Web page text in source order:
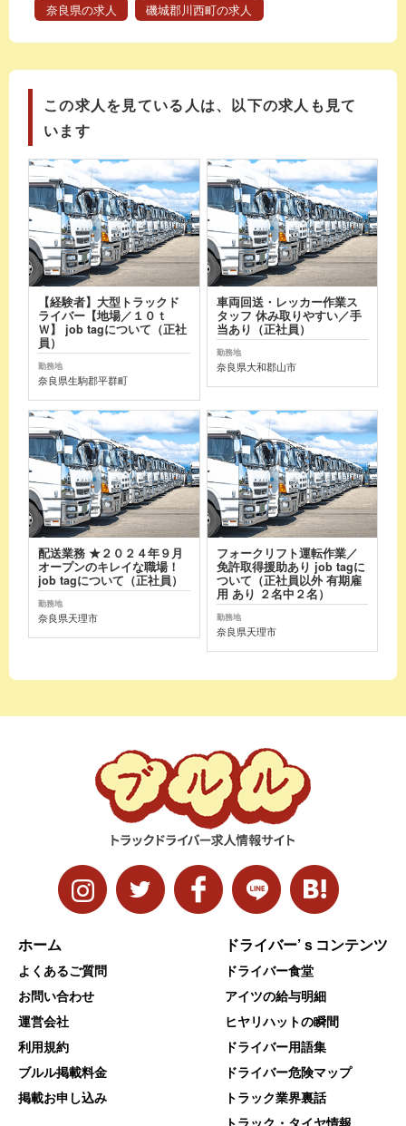
奈良県の求人 磯城郡川西町の求人
この求人を見ている人は、以下の求人も見て
います
【経験者】大型トラックド
ライバー【地場／１０ｔ
Ｗ】 job tagについて（正社
員）
勤務地
奈良県生駒郡平群町
車両回送・レッカー作業ス
タッフ 休み取りやすい／手
当あり（正社員）
勤務地
奈良県大和郡山市
配送業務 ★２０２４年９月
オープンのキレイな職場！
job tagについて（正社員）
勤務地
奈良県天理市
フォークリフト運転作業／
免許取得援助あり job tagに
ついて（正社員以外 有期雇
用 あり ２名中２名）
勤務地
奈良県天理市
ホーム
よくあるご質問
お問い合わせ
運営会社
利用規約
ブルル掲載料金
掲載お申し込み
ドライバー’ｓコンテンツ
ドライバー食堂
アイツの給与明細
ヒヤリハットの瞬間
ドライバー用語集
ドライバー危険マップ
トラック業界裏話
トラック・タイヤ情報